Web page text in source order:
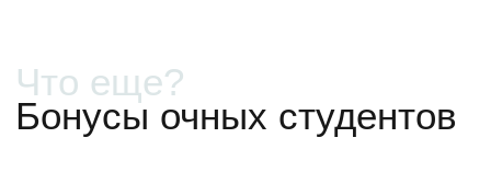
Как поступить в 2026